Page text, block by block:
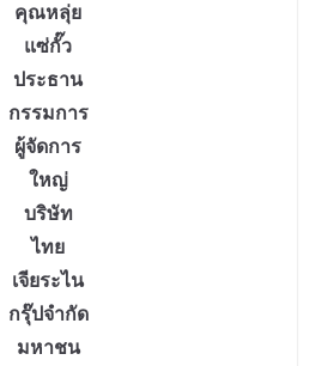
คุณหลุ่ย
แซ่กั๊ว
ประธาน
กรรมการ
ผู้จัดการ
ใหญ่
บริษัท
ไทย
เจียระไน
กรุ๊ปจำกัด
มหาชน